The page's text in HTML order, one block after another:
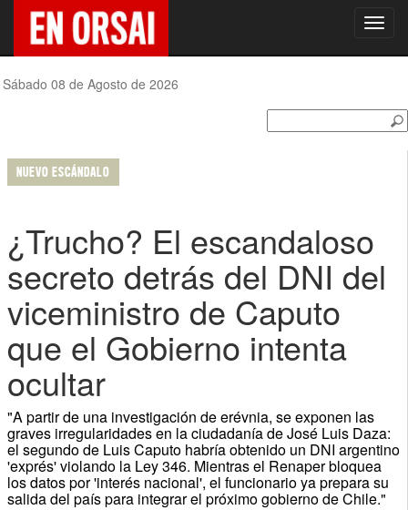
Sábado 08 de Agosto de 2026
NUEVO ESCÁNDALO
¿Trucho? El escandaloso
secreto detrás del DNI del
viceministro de Caputo
que el Gobierno intenta
ocultar
"A partir de una investigación de erévnia, se exponen las
graves irregularidades en la ciudadanía de José Luis Daza:
el segundo de Luis Caputo habría obtenido un DNI argentino
'exprés' violando la Ley 346. Mientras el Renaper bloquea
los datos por 'interés nacional', el funcionario ya prepara su
salida del país para integrar el próximo gobierno de Chile."